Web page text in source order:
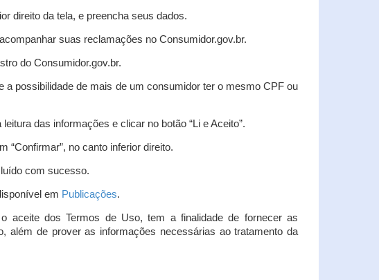
direito da tela, e preencha seus dados.
suas reclamações no Consumidor.gov.br.
do Consumidor.gov.br.
a possibilidade de mais de um consumidor ter o mesmo CPF ou
das informações e clicar no botão “Li e Aceito”.
“Confirmar”, no canto inferior direito.
com sucesso.
em Publicações.
aceite dos Termos de Uso, tem a finalidade de fornecer as
além de prover as informações necessárias ao tratamento da